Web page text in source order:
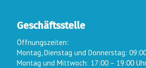
Geschäftsstelle
Öffnungszeiten:
Montag, Dienstag und Donnerstag:
Montag und Mittwoch: 17:00 – 19:00